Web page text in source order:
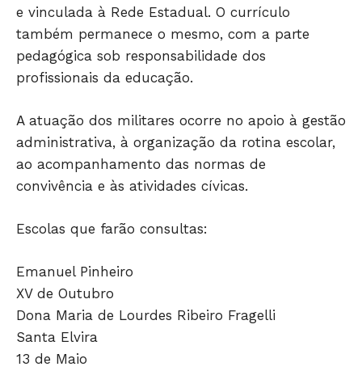
POLÍTICA
POLÍCIA
ESPORTES
ECONOMIA
SAÚDE
ÚLTIMAS NOTÍCIAS
e vinculada à Rede Estadual. O currículo
também permanece o mesmo, com a parte
pedagógica sob responsabilidade dos
profissionais da educação.
A atuação dos militares ocorre no apoio à gestão
administrativa, à organização da rotina escolar,
ao acompanhamento das normas de
convivência e às atividades cívicas.
Escolas que farão consultas:
Emanuel Pinheiro
XV de Outubro
Dona Maria de Lourdes Ribeiro Fragelli
Santa Elvira
13 de Maio